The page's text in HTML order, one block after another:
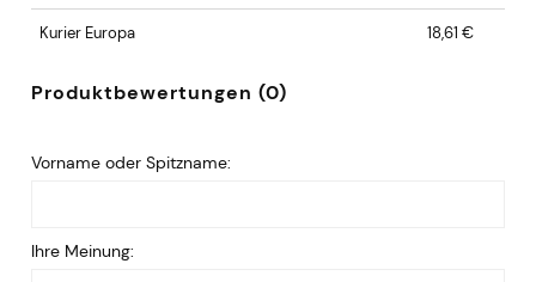
Kurier Europa 18,61 €
Produktbewertungen (0)
Vorname oder Spitzname:
Ihre Meinung: